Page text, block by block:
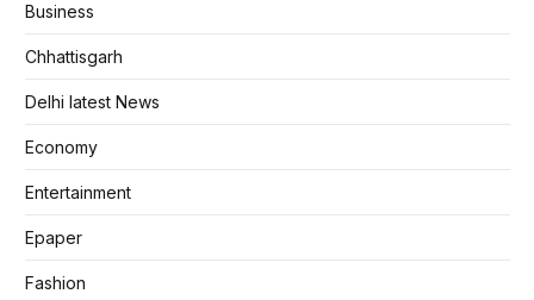
Business
Chhattisgarh
Delhi latest News
Economy
Entertainment
Epaper
Fashion